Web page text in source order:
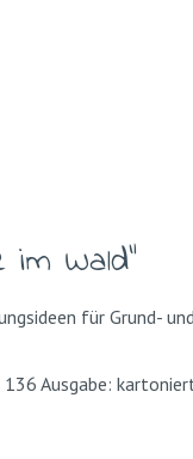
Wald"
für Grund-
Ausgabe: